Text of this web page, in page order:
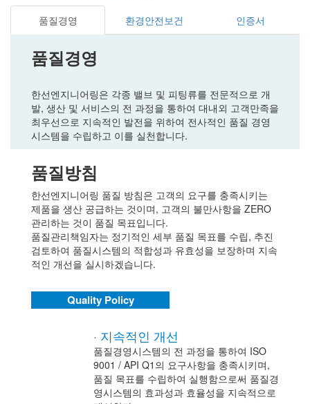
품질경영 환경안전보건 인증서
품질경영
한선엔지니어링은 각종 밸브 및 피팅류를 전문적으로 개
발, 생산 및 서비스의 전 과정을 통하여 대내외 고객만족을
최우선으로 지속적인 발전을 위하여 전사적인 품질 경영
시스템을 수립하고 이를 실천합니다.
품질방침
한선엔지니어링 품질 방침은 고객의 요구를 충족시키는
제품을 생산 공급하는 것이며, 고객의 불만사항을 ZERO
관리하는 것이 품질 목표입니다.
품질관리책임자는 정기적인 세부 품질 목표를 수립, 추진
검토하여 품질시스템의 적합성과 유효성을 보장하며 지속
적인 개선을 실시하겠습니다.
Quality Policy
· 지속적인 개선
품질경영시스템의 전 과정을 통하여 ISO
9001 / API Q1의 요구사항을 충족시키며,
품질 목표를 수립하여 실행함으로써 품질경
영시스템의 효과성과 효율성을 지속적으로